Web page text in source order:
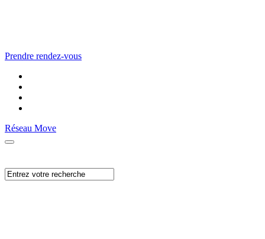
Prendre rendez-vous
Réseau Move